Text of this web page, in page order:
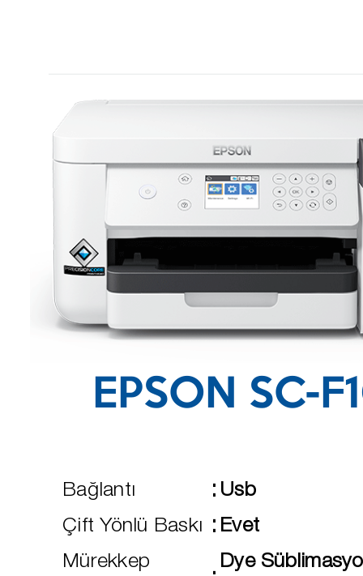
EPSON SC-
Bağlantı : Usb
Çift Yönlü Baskı : Evet
Mürekkep
Dye